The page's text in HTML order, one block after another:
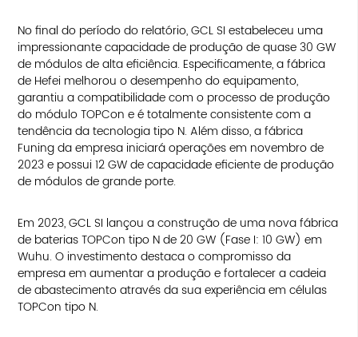
No final do período do relatório, GCL SI estabeleceu uma
impressionante capacidade de produção de quase 30 GW
de módulos de alta eficiência. Especificamente, a fábrica
de Hefei melhorou o desempenho do equipamento,
garantiu a compatibilidade com o processo de produção
do módulo TOPCon e é totalmente consistente com a
tendência da tecnologia tipo N. Além disso, a fábrica
Funing da empresa iniciará operações em novembro de
2023 e possui 12 GW de capacidade eficiente de produção
de módulos de grande porte.
Em 2023, GCL SI lançou a construção de uma nova fábrica
de baterias TOPCon tipo N de 20 GW (Fase I: 10 GW) em
Wuhu. O investimento destaca o compromisso da
empresa em aumentar a produção e fortalecer a cadeia
de abastecimento através da sua experiência em células
TOPCon tipo N.